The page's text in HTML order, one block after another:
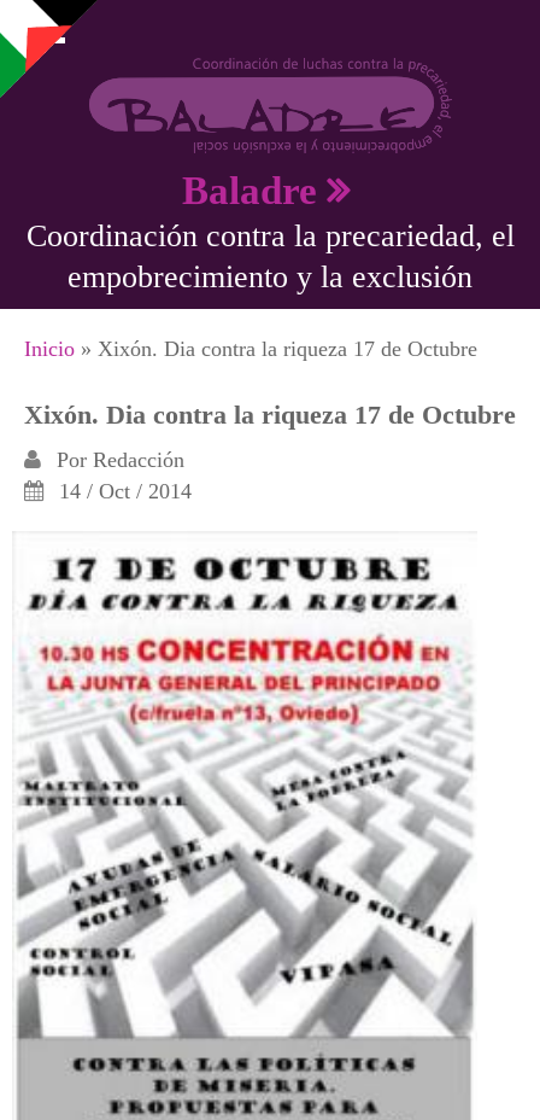
Pasar al contenido principal
Baladre
Coordinación contra la precariedad, el
empobrecimiento y la exclusión
Se encuentra usted aquí
Inicio » Xixón. Dia contra la riqueza 17 de Octubre
Xixón. Dia contra la riqueza 17 de Octubre
Por Redacción
14 / Oct / 2014